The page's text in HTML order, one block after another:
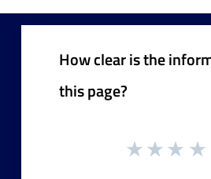
How clear is the
this page?